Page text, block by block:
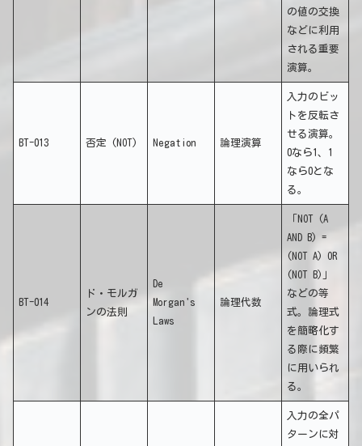
の値の交換
などに利用
される重要
演算。
BT-013 否定 (NOT) Negation 論理演算
入力のビッ
トを反転さ
せる演算。
0なら1、1
なら0とな
る。
BT-014
ド・モルガ
ンの法則
De
Morgan's
Laws
論理代数
「NOT (A
AND B) =
(NOT A) OR
(NOT B)」
などの等
式。論理式
を簡略化す
る際に頻繁
に用いられ
る。
入力の全パ
ターンに対